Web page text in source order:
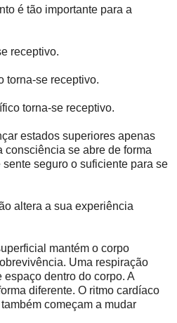
é tão importante para a
receptivo.
torna-se receptivo.
torna-se receptivo.
estados superiores apenas
consciência se abre de forma
seguro o suficiente para se
altera a sua experiência
mantém o corpo
Uma respiração
dentro do corpo. A
diferente. O ritmo cardíaco
começam a mudar